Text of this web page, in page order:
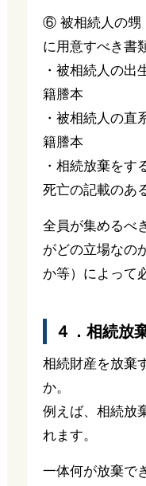
⑥ 被相続人の甥
に用意すべき書
・被相続人の出
籍謄本
・被相続人の直
籍謄本
・相続放棄をす
死亡の記載のあ
全員が集めるべ
がどの立場なの
か等）によって
４．相続放
相続財産を放棄
か。
例えば、相続放
れます。
一体何が放棄で